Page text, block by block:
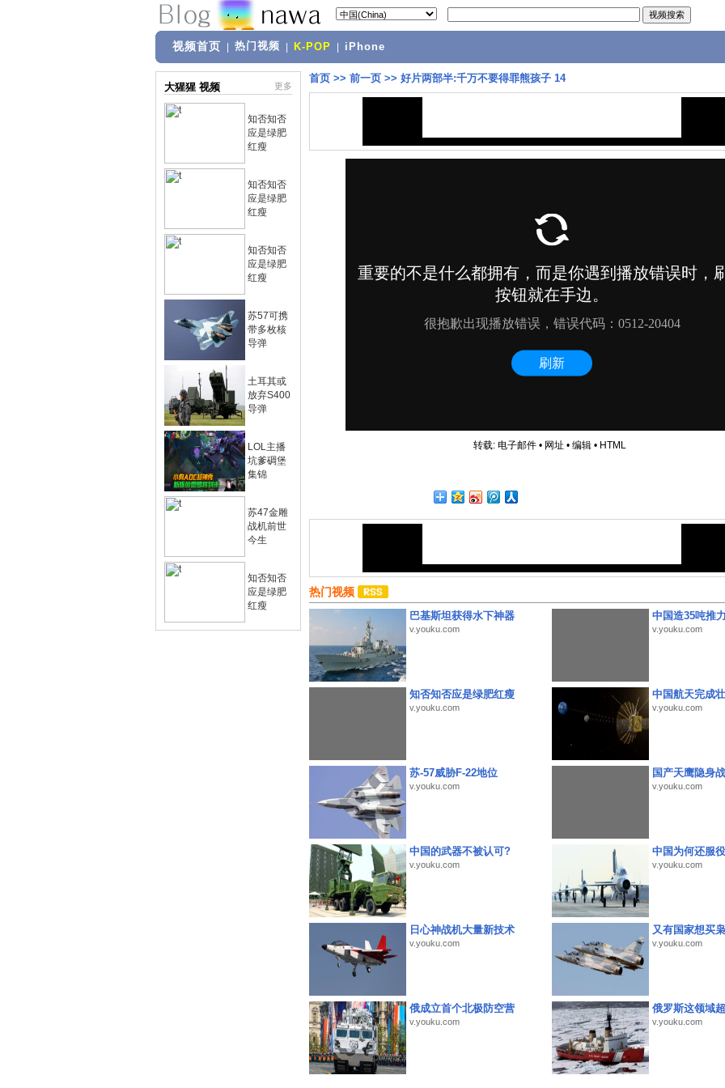
视频首页 热门视频 K-POP iPhone
大猩猩 视频 更多
知否知否
应是绿肥
红瘦
知否知否
应是绿肥
红瘦
知否知否
应是绿肥
红瘦
苏57可携
带多枚核
导弹
土耳其或
放弃S400
导弹
LOL主播
坑爹碉堡
集锦
苏47金雕
战机前世
今生
知否知否
应是绿肥
红瘦
首页 >> 前一页 >> 好片两部半:千万不要得罪熊孩子 14
转载: 电子邮件• 网址 • 编辑• HTML
热门视频
巴基斯坦获得水下神器
v.youku.com
中国造35吨推
v.youku.com
知否知否应是绿肥红瘦
v.youku.com
中国航天完成
v.youku.com
苏-57威胁F-22地位
v.youku.com
国产天鹰隐身
v.youku.com
中国的武器不被认可?
v.youku.com
中国为何还服
v.youku.com
日心神战机大量新技术
v.youku.com
又有国家想买
v.youku.com
俄成立首个北极防空营
v.youku.com
俄罗斯这领域
v.youku.com